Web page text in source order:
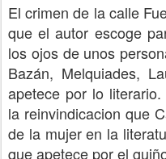
El crimen de la calle
que el autor escoge
los ojos de unos
Bazán, Melquiades,
apetece por lo literario.
la reinvindicacion que
de la mujer en la
que apetece por el